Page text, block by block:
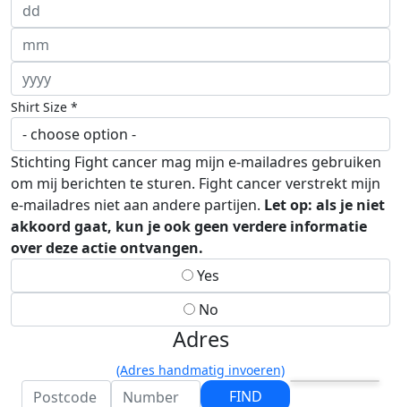
Shirt Size *
Stichting Fight cancer mag mijn e-mailadres gebruiken
om mij berichten te sturen. Fight cancer verstrekt mijn
e-mailadres niet aan andere partijen. Let op: als je niet
akkoord gaat, kun je ook geen verdere informatie
over deze actie ontvangen.
Yes
No
Adres
(Adres handmatig invoeren)
FIND